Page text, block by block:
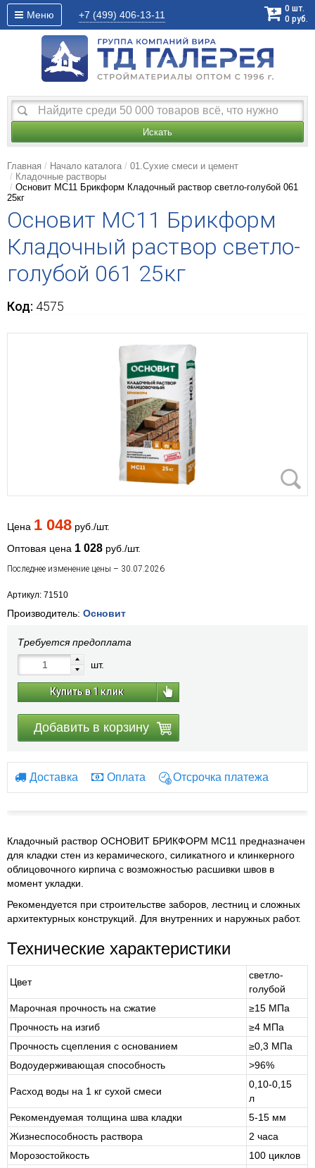
Меню +7 (499) 406-13-11
0 шт.
0 руб.
Искать
Главная Начало каталога
01.Сухие смеси и цемент
Кладочные растворы
Основит MC11 Брикформ Кладочный раствор светло-голубой 061
25кг
Основит MC11 Брикформ
Кладочный раствор светло-
голубой 061 25кг
Код: 4575
Цена 1 048 руб./шт.
Оптовая цена 1 028 руб./шт.
Последнее изменение цены – 30.07.2026
Артикул: 71510
Производитель: Основит
Требуется предоплата
шт.
Купить в 1 клик
Добавить в корзину
Доставка Оплата Отсрочка платежа
Кладочный раствор ОСНОВИТ БРИКФОРМ МС11 предназначен
для кладки стен из керамического, силикатного и клинкерного
облицовочного кирпича с возможностью расшивки швов в
момент укладки.
Рекомендуется при строительстве заборов, лестниц и сложных
архитектурных конструкций. Для внутренних и наружных работ.
Технические характеристики
Цвет
светло-
голубой
Марочная прочность на сжатие
≥15 МПа
Прочность на изгиб
≥4 МПа
Прочность сцепления с основанием
≥0,3 МПа
Водоудерживающая способность
>96%
Расход воды на 1 кг сухой смеси
0,10-0,15
л
Рекомендуемая толщина шва кладки
5-15 мм
Жизнеспособность раствора
2 часа
Морозостойкость
100 циклов